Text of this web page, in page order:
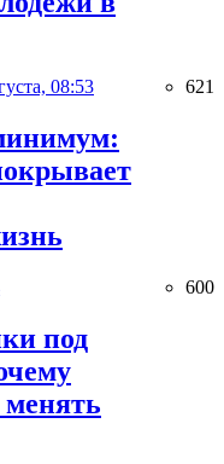
08:53 621
600
под